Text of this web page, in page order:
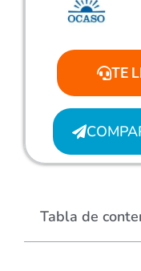
TE
Tabla de